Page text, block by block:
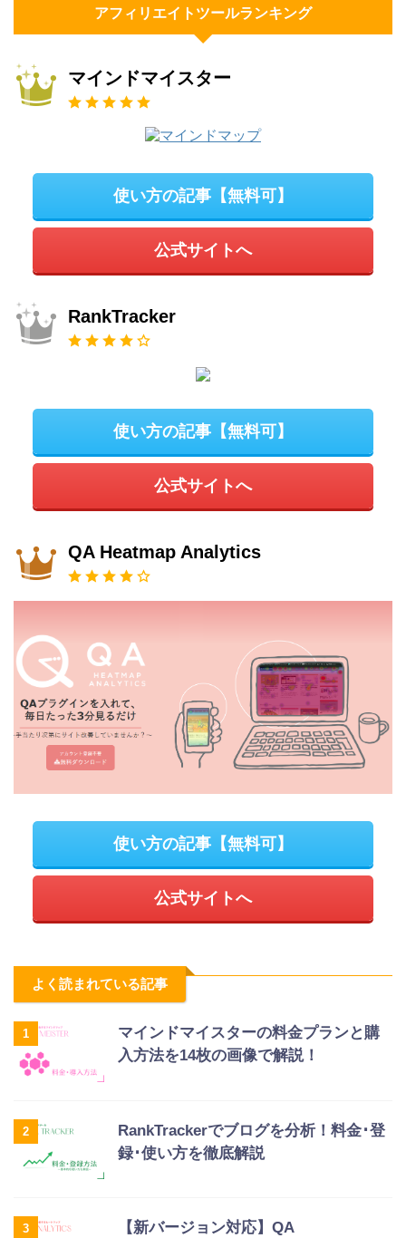
アフィリエイトツールランキング
マインドマイスター
使い方の記事【無料可】
公式サイトへ
RankTracker
使い方の記事【無料可】
公式サイトへ
QA Heatmap Analytics
使い方の記事【無料可】
公式サイトへ
よく読まれている記事
1
マインドマイスターの料金プランと購
入方法を14枚の画像で解説！
2
RankTrackerでブログを分析！料金･登
録･使い方を徹底解説
3
【新バージョン対応】QA